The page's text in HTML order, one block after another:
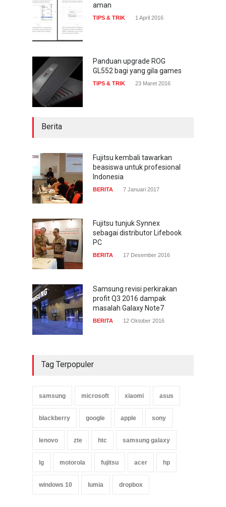
INTERNET
aman
TIPS & TRIK 1 April 2016
Panduan upgrade ROG
GL552 bagi yang gila games
TIPS & TRIK 23 Maret 2016
Berita
Fujitsu kembali tawarkan
beasiswa untuk profesional
Indonesia
BERITA 7 Januari 2017
Fujitsu tunjuk Synnex
sebagai distributor Lifebook
PC
BERITA 17 Desember 2016
Samsung revisi perkirakan
profit Q3 2016 dampak
masalah Galaxy Note7
BERITA 12 Oktober 2016
Tag Terpopuler
samsung microsoft xiaomi asus
blackberry google apple sony
lenovo zte htc samsung galaxy
lg motorola fujitsu acer hp
windows 10 lumia dropbox